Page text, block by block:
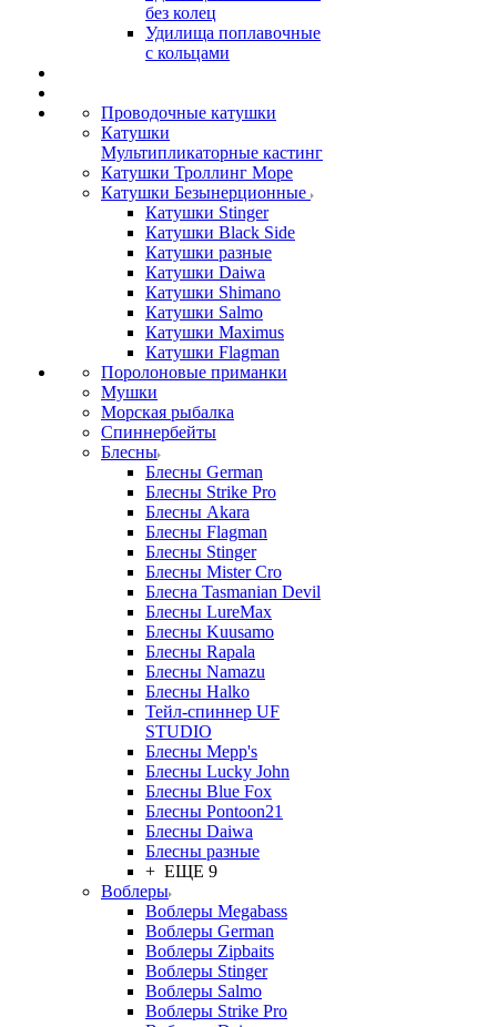
без колец
Удилища поплавочные
с кольцами
Проводочные катушки
Катушки
Мультипликаторные кастинг
Катушки Троллинг Море
Катушки Безынерционные
Катушки Stinger
Катушки Black Side
Катушки разные
Катушки Daiwa
Катушки Shimano
Катушки Salmo
Катушки Maximus
Катушки Flagman
Поролоновые приманки
Мушки
Морская рыбалка
Спиннербейты
Блесны
Блесны German
Блесны Strike Pro
Блесны Akara
Блесны Flagman
Блесны Stinger
Блесны Mister Cro
Блесна Tasmanian Devil
Блесны LureMax
Блесны Kuusamo
Блесны Rapala
Блесны Namazu
Блесны Halko
Тейл-спиннер UF
STUDIO
Блесны Mepp's
Блесны Lucky John
Блесны Blue Fox
Блесны Pontoon21
Блесны Daiwa
Блесны разные
+ ЕЩЕ 9
Воблеры
Воблеры Megabass
Воблеры German
Воблеры Zipbaits
Воблеры Stinger
Воблеры Salmo
Воблеры Strike Pro